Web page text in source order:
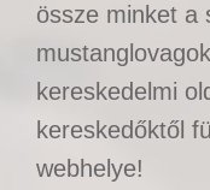
össze minket a
kereskedelmi
kereskedőktől
webhelye!